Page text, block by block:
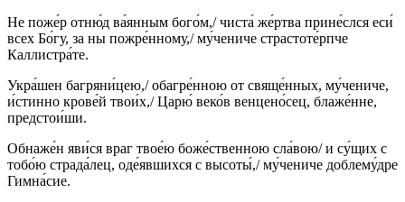
Не поже́р отню́д ва́янным бого́м,/ чиста́ же́ртва прине́слся еси́
всех Бо́гу, за ны пожре́нному,/ му́чениче страстоте́рпче
Каллистра́те.
Укра́шен багряни́цею,/ обагре́нною от свяще́нных, му́чениче,
и́стинно крове́й твои́х,/ Царю́ веко́в венцено́сец, блаже́нне,
предстои́ши.
Обнаже́н яви́ся враг твое́ю боже́ственною сла́вою/ и су́щих с
тобо́ю страда́лец, оде́явшихся с высоты́,/ му́чениче доблему́дре
Гимна́сие.